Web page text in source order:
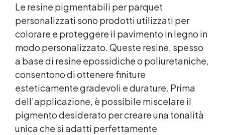
Le resine pigmentabili per parquet
personalizzati sono prodotti utilizzati per
colorare e proteggere il pavimento in legno in
modo personalizzato. Queste resine, spesso
a base di resine epossidiche o poliuretaniche,
consentono di ottenere finiture
esteticamente gradevoli e durature. Prima
dell’applicazione, è possibile miscelare il
pigmento desiderato per creare una tonalità
unica che si adatti perfettamente